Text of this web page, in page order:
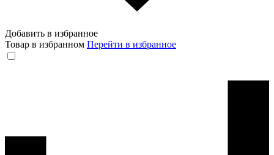
Добавить в избранное
Товар в избранном Перейти в избранное